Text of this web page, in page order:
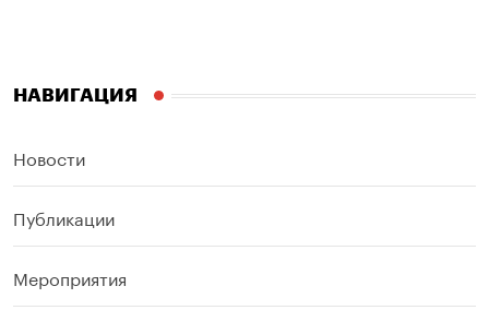
НАВИГАЦИЯ
Новости
Публикации
Мероприятия